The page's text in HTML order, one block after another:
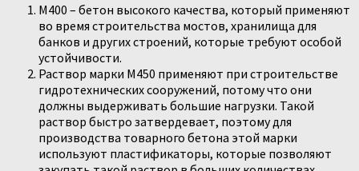
М400 – бетон высокого качества, который применяют
во время строительства мостов, хранилища для
банков и других строений, которые требуют особой
устойчивости.
Раствор марки М450 применяют при строительстве
гидротехнических сооружений, потому что они
должны выдерживать большие нагрузки. Такой
раствор быстро затвердевает, поэтому для
производства товарного бетона этой марки
используют пластификаторы, которые позволяют